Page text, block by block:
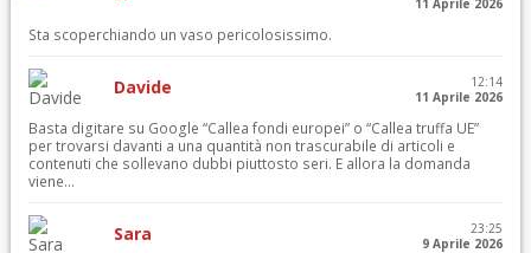
Sta scoperchiando un vaso pericolosissimo.
Davide
12:14
11 Aprile 2026
Basta digitare su Google “Callea fondi europei” o “Callea truffa UE”
per trovarsi davanti a una quantità non trascurabile di articoli e
contenuti che sollevano dubbi piuttosto seri. E allora la domanda
viene...
Sara
23:25
9 Aprile 2026